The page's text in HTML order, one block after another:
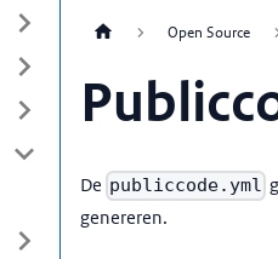
Open Source
De publiccode.yml
genereren.